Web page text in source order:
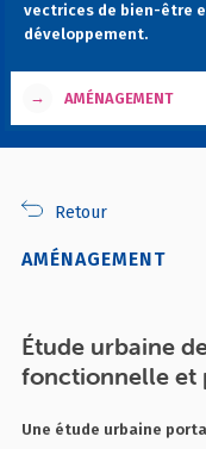
vectrices de bien-être
développement.
→ AMÉNAGEMENT
Retour
AMÉNAGEMENT
Étude urbaine
fonctionnelle et
Une étude urbaine